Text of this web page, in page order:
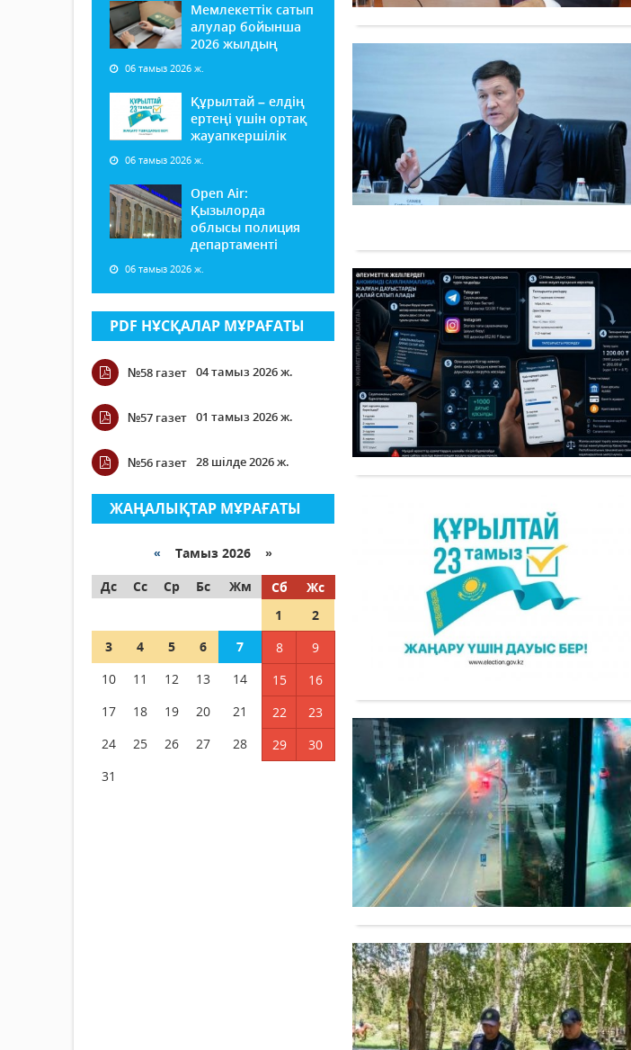
Мемлекеттік сатып
алулар бойынша
2026 жылдың
06 тамыз 2026 ж.
Құрылтай – елдің
ертеңі үшін ортақ
жауапкершілік
06 тамыз 2026 ж.
Open Air:
Қызылорда
облысы полиция
департаменті
06 тамыз 2026 ж.
PDF НҰСҚАЛАР МҰРАҒАТЫ
№58 газет 04 тамыз 2026 ж.
№57 газет 01 тамыз 2026 ж.
№56 газет 28 шілде 2026 ж.
ЖАҢАЛЫҚТАР МҰРАҒАТЫ
« Тамыз 2026 »
Дс
Сс Ср Бс Жм Сб
Жс
1
2
3
4 5 6 7 8
9
10
11 12 13 14 15
16
17
18 19 20 21 22
23
24
25 26 27 28 29
30
31